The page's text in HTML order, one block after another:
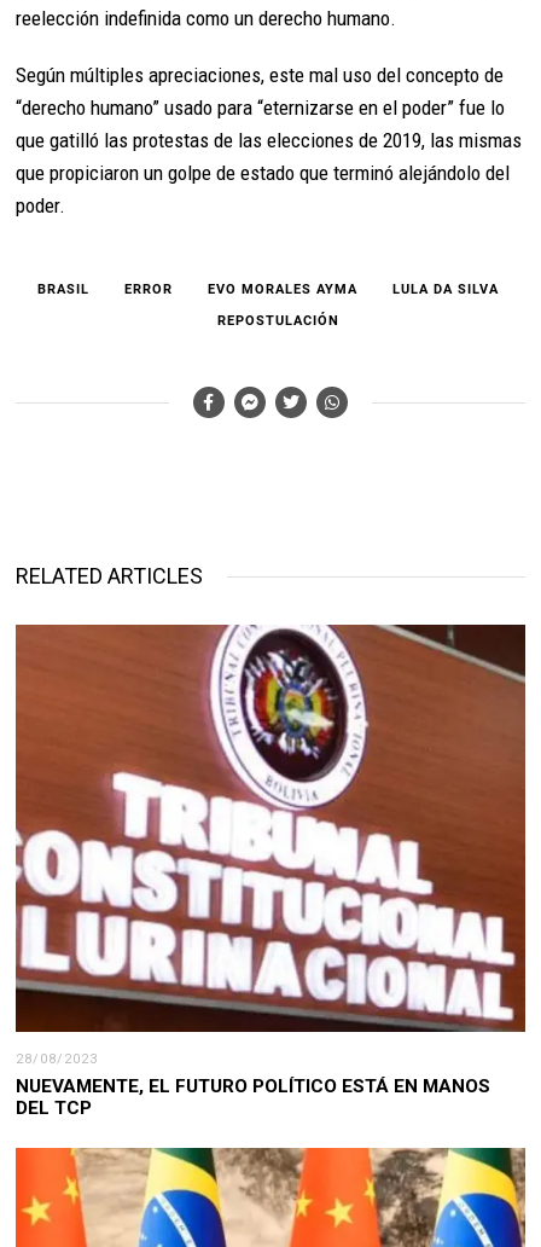
reelección indefinida como un derecho humano.
Según múltiples apreciaciones, este mal uso del concepto de
“derecho humano” usado para “eternizarse en el poder” fue lo
que gatilló las protestas de las elecciones de 2019, las mismas
que propiciaron un golpe de estado que terminó alejándolo del
poder.
BRASIL ERROR EVO MORALES AYMA
LULA DA SILVA
REPOSTULACIÓN
RELATED ARTICLES
28/08/2023
NUEVAMENTE, EL FUTURO POLÍTICO ESTÁ EN MANOS
DEL TCP